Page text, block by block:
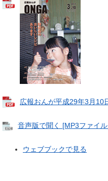
広報おんが平成29年3月10
音声版で聞く [MP3ファイ
ウェブブックで見る